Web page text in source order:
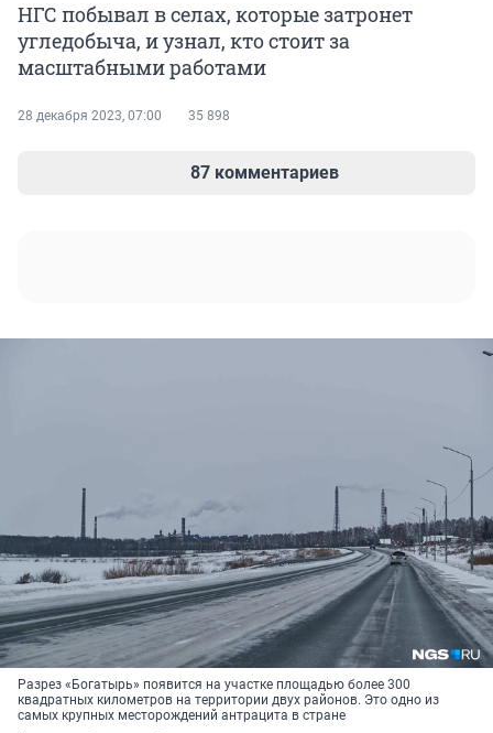
НГС побывал в селах, которые затронет
угледобыча, и узнал, кто стоит за
масштабными работами
28 декабря 2023, 07:00 35 898
87 комментариев
Разрез «Богатырь» появится на участке площадью более 300
квадратных километров на территории двух районов. Это одно из
самых крупных месторождений антрацита в стране